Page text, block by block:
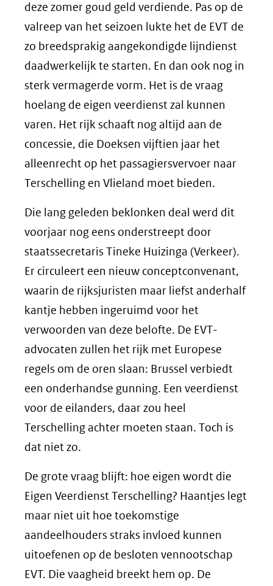
deze zomer goud geld verdiende. Pas op de
valreep van het seizoen lukte het de EVT de
zo breedsprakig aangekondigde lijndienst
daadwerkelijk te starten. En dan ook nog in
sterk vermagerde vorm. Het is de vraag
hoelang de eigen veerdienst zal kunnen
varen. Het rijk schaaft nog altijd aan de
concessie, die Doeksen vijftien jaar het
alleenrecht op het passagiersvervoer naar
Terschelling en Vlieland moet bieden.
Die lang geleden beklonken deal werd dit
voorjaar nog eens onderstreept door
staatssecretaris Tineke Huizinga (Verkeer).
Er circuleert een nieuw conceptconvenant,
waarin de rijksjuristen maar liefst anderhalf
kantje hebben ingeruimd voor het
verwoorden van deze belofte. De EVT-
advocaten zullen het rijk met Europese
regels om de oren slaan: Brussel verbiedt
een onderhandse gunning. Een veerdienst
voor de eilanders, daar zou heel
Terschelling achter moeten staan. Toch is
dat niet zo.
De grote vraag blijft: hoe eigen wordt die
Eigen Veerdienst Terschelling? Haantjes legt
maar niet uit hoe toekomstige
aandeelhouders straks invloed kunnen
uitoefenen op de besloten vennootschap
EVT. Die vaagheid breekt hem op. De